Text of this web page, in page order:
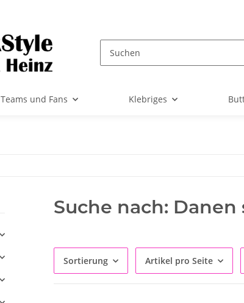
Teams und Fans Klebriges
Suche nach: Danen
Sortierung Artikel pro Seite